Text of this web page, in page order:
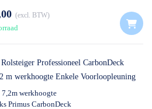
excl. BTW
Professioneel CarbonDeck
m werkhoogte Enkele Voorloopleuning
werkhoogte
Primus CarbonDeck